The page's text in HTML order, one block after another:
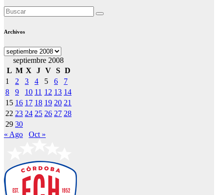
Archivos
Archivos
septiembre 2008
L M X J V S D
1
2 3 4 5 6
7
8
9 10 11 12 13 14
15 16 17 18 19 20 21
22 23 24 25 26 27 28
29 30
« Ago
Oct »